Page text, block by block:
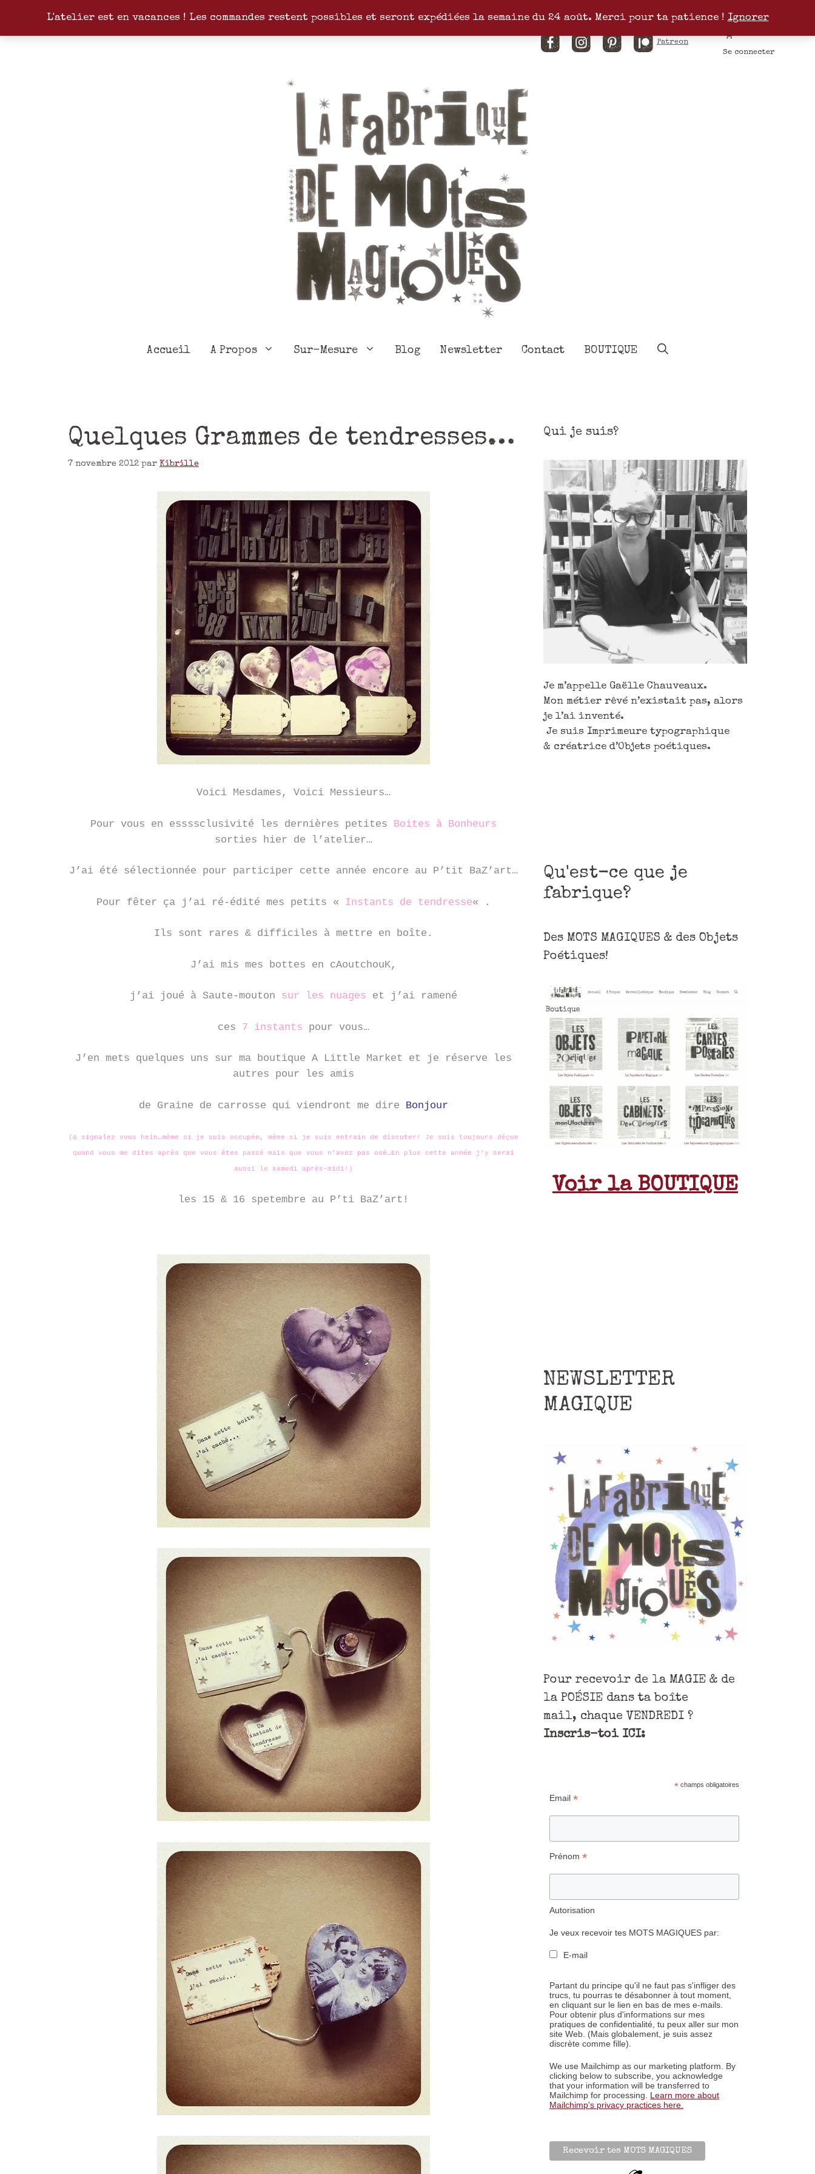
L'atelier est en vacances ! Les commandes restent possibles et seront expédiées la semaine du 24 août. Merci pour ta patience ! Ignorer
FacebookInstagramPinterestPatreon
Se connecter
Accueil A Propos Sur-Mesure Blog Newsletter Contact BOUTIQUE
Quelques Grammes de tendresses…
7 novembre 2012 par Kibrille
Voici Mesdames, Voici Messieurs…
Pour vous en essssclusivité les dernières petites Boites à Bonheurs
sorties hier de l’atelier…
J’ai été sélectionnée pour participer cette année encore au P’tit BaZ’art…
Pour fêter ça j’ai ré-édité mes petits « Instants de tendresse« .
Ils sont rares & difficiles à mettre en boîte.
J’ai mis mes bottes en cAoutchouK,
j’ai joué à Saute-mouton sur les nuages et j’ai ramené
ces 7 instants pour vous…
J’en mets quelques uns sur ma boutique A Little Market et je réserve les
autres pour les amis
de Graine de carrosse qui viendront me dire Bonjour
(& signalez vous hein…même si je suis occupée, même si je suis entrain de discuter! Je suis toujours déçue
quand vous me dites après que vous êtes passé mais que vous n’avez pas osé…En plus cette année j’y serai
aussi le samedi après-midi!)
les 15 & 16 spetembre au P’ti BaZ’art!
Qui je suis?
Je m’appelle Gaëlle Chauveaux.
Mon métier rêvé n’existait pas, alors
je l’ai inventé.
Je suis Imprimeure typographique
& créatrice d’Objets poétiques.
Qu'est-ce que je
fabrique?
Des MOTS MAGIQUES & des Objets
Poétiques!
Voir la BOUTIQUE
NEWSLETTER
MAGIQUE
Pour recevoir de la MAGIE & de
la POÉSIE dans ta boîte
mail, chaque VENDREDI ?
Inscris-toi ICI:
*champs obligatoires
Email*
Prénom*
Autorisation
Je veux recevoir tes MOTS MAGIQUES par:
E-mail
Partant du principe qu'il ne faut pas s'infliger des
trucs, tu pourras te désabonner à tout moment,
en cliquant sur le lien en bas de mes e-mails.
Pour obtenir plus d'informations sur mes
pratiques de confidentialité, tu peux aller sur mon
site Web. (Mais globalement, je suis assez
discrète comme fille).
We use Mailchimp as our marketing platform. By
clicking below to subscribe, you acknowledge
that your information will be transferred to
Mailchimp for processing. Learn more about
Mailchimp's privacy practices here.